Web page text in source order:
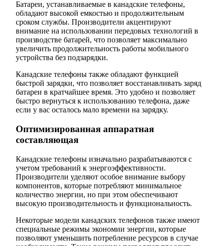
Батареи, устанавливаемые в канадские телефоны,
обладают высокой емкостью и продолжительным
сроком службы. Производители акцентируют
внимание на использовании передовых технологий в
производстве батарей, что позволяет максимально
увеличить продолжительность работы мобильного
устройства без подзарядки.
Канадские телефоны также обладают функцией
быстрой зарядки, что позволяет восстанавливать заряд
батареи в кратчайшее время. Это удобно и позволяет
быстро вернуться к использованию телефона, даже
если у вас осталось мало времени на зарядку.
Оптимизированная аппаратная
составляющая
Канадские телефоны изначально разрабатываются с
учетом требований к энергоэффективности.
Производители уделяют особое внимание выбору
компонентов, которые потребляют минимальное
количество энергии, но при этом обеспечивают
высокую производительность и функциональность.
Некоторые модели канадских телефонов также имеют
специальные режимы экономии энергии, которые
позволяют уменьшить потребление ресурсов в случае